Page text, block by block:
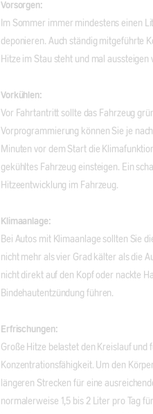
Vorsorgen:
Im Sommer immer mindestens einen
deponieren. Auch ständig mitgeführte
Hitze im Stau steht und mal aussteigen
Vorkühlen:
Vor Fahrtantritt sollte das Fahrzeug
Vorprogrammierung können Sie je
Minuten vor dem Start die
gekühltes Fahrzeug einsteigen. Ein
Hitzeentwicklung im Fahrzeug.
Klimaanlage:
Bei Autos mit Klimaanlage sollten Sie
nicht mehr als vier Grad kälter als die
nicht direkt auf den Kopf oder nackte
Bindehautentzündung führen.
Erfrischungen:
Große Hitze belastet den Kreislauf
Konzentrationsfähigkeit. Um den
längeren Strecken für eine
normalerweise 1,5 bis 2 Liter pro Tag